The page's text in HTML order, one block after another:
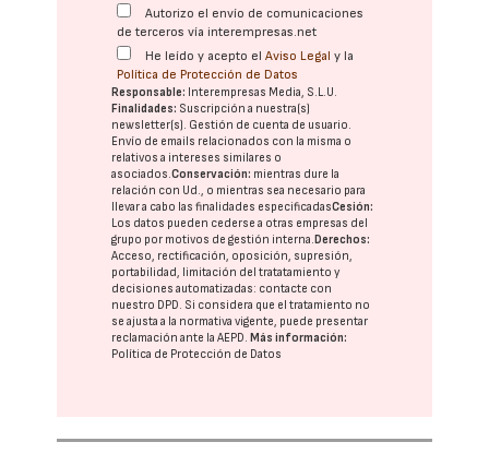
Autorizo el envío de comunicaciones
de terceros vía interempresas.net
He leído y acepto elAviso Legal y la
Política de Protección de Datos
Responsable: Interempresas Media, S.L.U.
Finalidades: Suscripción a nuestra(s)
newsletter(s). Gestión de cuenta de usuario.
Envío de emails relacionados con la misma o
relativos a intereses similares o
asociados.Conservación: mientras dure la
relación con Ud., o mientras sea necesario para
llevar a cabo las finalidades especificadasCesión:
Los datos pueden cederse a otras empresas del
grupo por motivos de gestión interna. Derechos:
Acceso, rectificación, oposición, supresión,
portabilidad, limitación del tratatamiento y
decisiones automatizadas: contacte con
nuestro DPD. Si considera que el tratamiento no
se ajusta a la normativa vigente, puede presentar
reclamación ante laAEPD. Más información:
Política de Protección de Datos